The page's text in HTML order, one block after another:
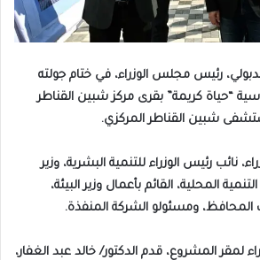
رئيس مجلس الوزراء، في ختام جولته
“حياة كريمة” بقرى مركز شبين القناطر
شبين القناطر المركزي.
نائب رئيس الوزراء للتنمية البشرية، وزير
المحلية، القائم بأعمال وزير البيئة،
المحافظ، ومسئولو الشركة المنفذة.
المشروع، قدم الدكتور/ خالد عبد الغفار،